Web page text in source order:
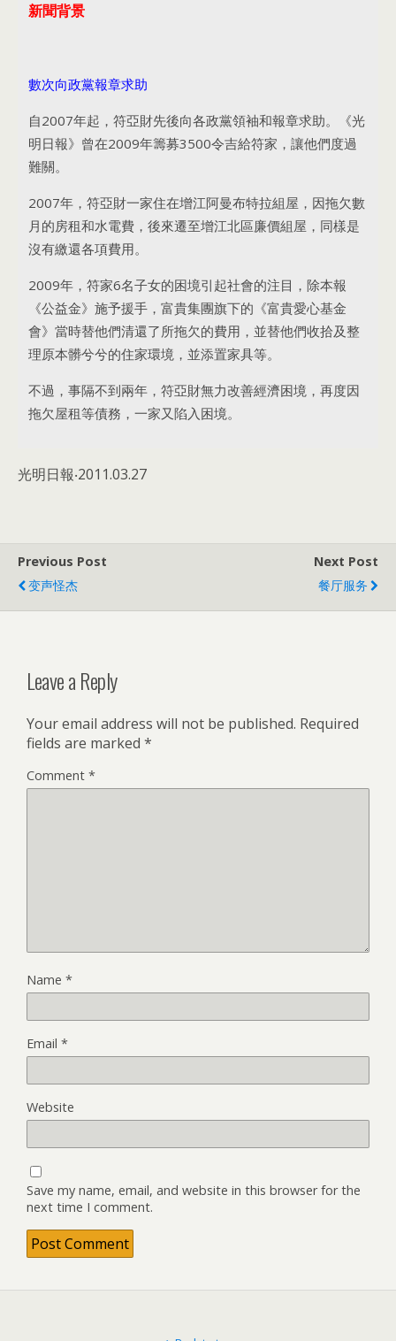
新聞背景
數次向政黨報章求助
自2007年起，符亞財先後向各政黨領袖和報章求助。《光
明日報》曾在2009年籌募3500令吉給符家，讓他們度過
難關。
2007年，符亞財一家住在增江阿曼布特拉組屋，因拖欠數
月的房租和水電費，後來遷至增江北區廉價組屋，同樣是
沒有繳還各項費用。
2009年，符家6名子女的困境引起社會的注目，除本報
《公益金》施予援手，富貴集團旗下的《富貴愛心基金
會》當時替他們清還了所拖欠的費用，並替他們收拾及整
理原本髒兮兮的住家環境，並添置家具等。
不過，事隔不到兩年，符亞財無力改善經濟困境，再度因
拖欠屋租等債務，一家又陷入困境。
光明日報‧2011.03.27
Previous Post
变声怪杰
Next Post
餐厅服务
Leave a Reply
Your email address will not be published. Required
fields are marked *
Comment *
Name *
Email *
Website
Save my name, email, and website in this browser for the
next time I comment.